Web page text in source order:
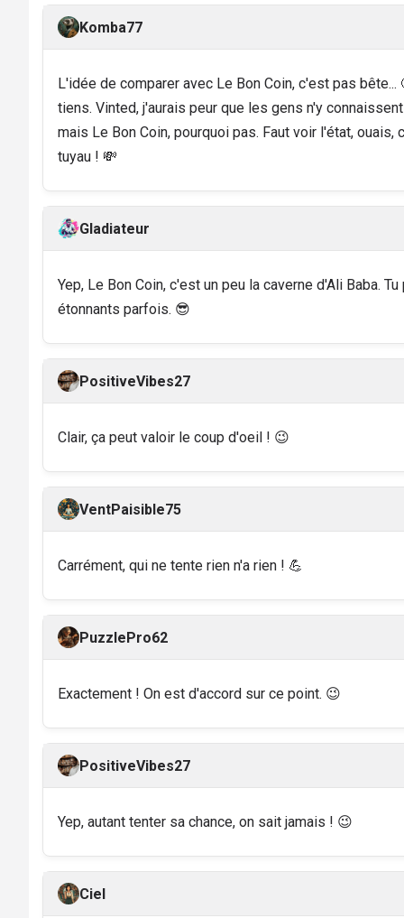
Komba77
L'idée de comparer avec Le Bon Coin, c'est pas
tiens. Vinted, j'aurais peur que les gens n'y
mais Le Bon Coin, pourquoi pas. Faut voir l'état, ouais,
tuyau ! 💸
Gladiateur
Yep, Le Bon Coin, c'est un peu la caverne d'Ali Baba.
étonnants parfois. 😎
PositiveVibes27
Clair, ça peut valoir le coup d'oeil ! 😉
VentPaisible75
Carrément, qui ne tente rien n'a rien ! 💪
PuzzlePro62
Exactement ! On est d'accord sur ce point. 😉
PositiveVibes27
Yep, autant tenter sa chance, on sait jamais ! 😉
Ciel